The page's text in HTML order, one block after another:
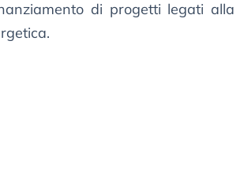
di progetti legati alla